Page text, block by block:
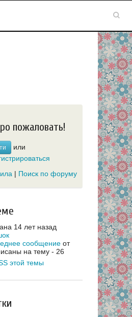
пожаловать!
или
| Поиск по форуму
14 лет назад
сообщение от
на тему - 26
этой темы